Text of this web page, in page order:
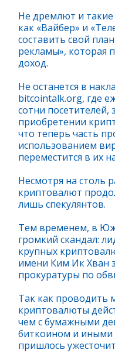
Не дремлют и
как «Вайбер» и
составить свой
рекламы», которая
доход.
Не останется в
bitcointalk.org, где
сотни посетителей,
приобретении
что теперь часть
использованием
переместится в их
Несмотря на столь
криптовалют
лишь спекулянтов.
Тем временем, в
громкий скандал:
крупных
имени Ким Ик Хван
прокуратуры по
Так как
криптовалюты
чем с бумажными
биткоином и
пришлось